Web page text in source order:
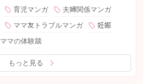
育児マンガ
夫婦関係マンガ
ママ友トラブルマンガ
妊娠
ママの体験談
もっと見る